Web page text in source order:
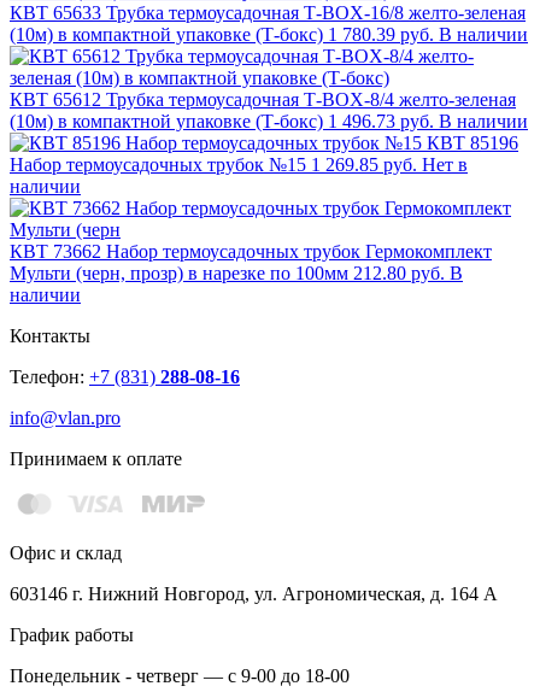
КВТ 65633 Трубка термоусадочная Т-BOX-16/8 желто-зеленая
(10м) в компактной упаковке (Т-бокс) 1 780.39 руб. В наличии
КВТ 65612 Трубка термоусадочная Т-BOX-8/4 желто-зеленая
(10м) в компактной упаковке (Т-бокс) 1 496.73 руб. В наличии
КВТ 85196
Набор термоусадочных трубок №15 1 269.85 руб. Нет в
наличии
КВТ 73662 Набор термоусадочных трубок Гермокомплект
Мульти (черн, прозр) в нарезке по 100мм 212.80 руб. В
наличии
Контакты
Телефон: +7 (831) 288-08-16
info@vlan.pro
Принимаем к оплате
Офис и склад
603146 г. Нижний Новгород, ул. Агрономическая, д. 164 А
График работы
Понедельник - четверг — с 9-00 до 18-00